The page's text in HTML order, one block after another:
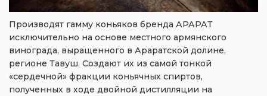
Производят гамму коньяков бренда АРАРАТ
исключительно на основе местного армянского
винограда, выращенного в Араратской долине,
регионе Тавуш. Создают их из самой тонкой
«сердечной» фракции коньячных спиртов,
полученных в ходе двойной дистилляции на